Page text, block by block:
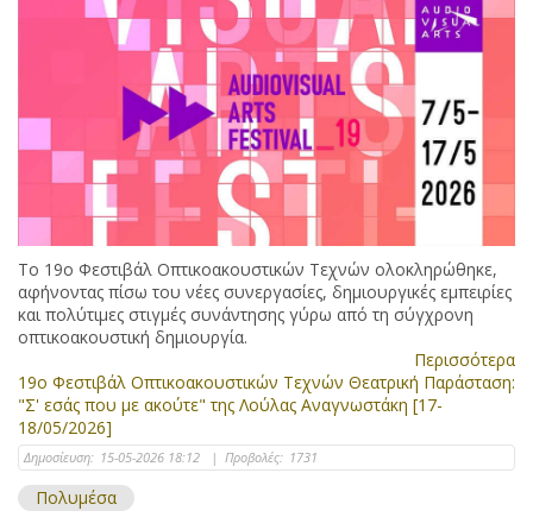
Το 19ο Φεστιβάλ Οπτικοακουστικών Τεχνών ολοκληρώθηκε,
αφήνοντας πίσω του νέες συνεργασίες, δημιουργικές εμπειρίες
και πολύτιμες στιγμές συνάντησης γύρω από τη σύγχρονη
οπτικοακουστική δημιουργία.
Περισσότερα
19ο Φεστιβάλ Οπτικοακουστικών Τεχνών Θεατρική Παράσταση:
"Σ' εσάς που με ακούτε" της Λούλας Αναγνωστάκη [17-
18/05/2026]
Δημοσίευση: 15-05-2026 18:12 | Προβολές: 1731
Πολυμέσα